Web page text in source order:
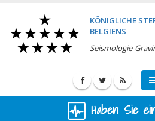
KÖNIGLICHE
BELGIENS
Seismologie-
Haben Sie